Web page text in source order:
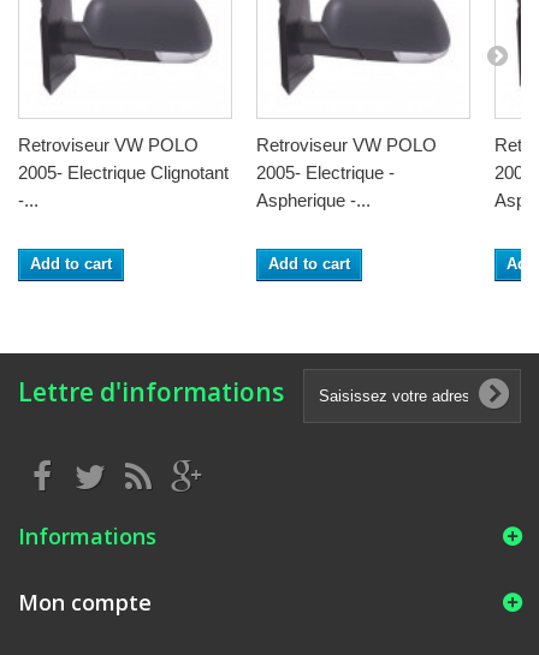
Retroviseur VW POLO
2005- Electrique Clignotant
-...
Add to cart
Retroviseur VW POLO
2005- Electrique -
Aspherique -...
Add to cart
Lettre d'informations
Informations
Mon compte